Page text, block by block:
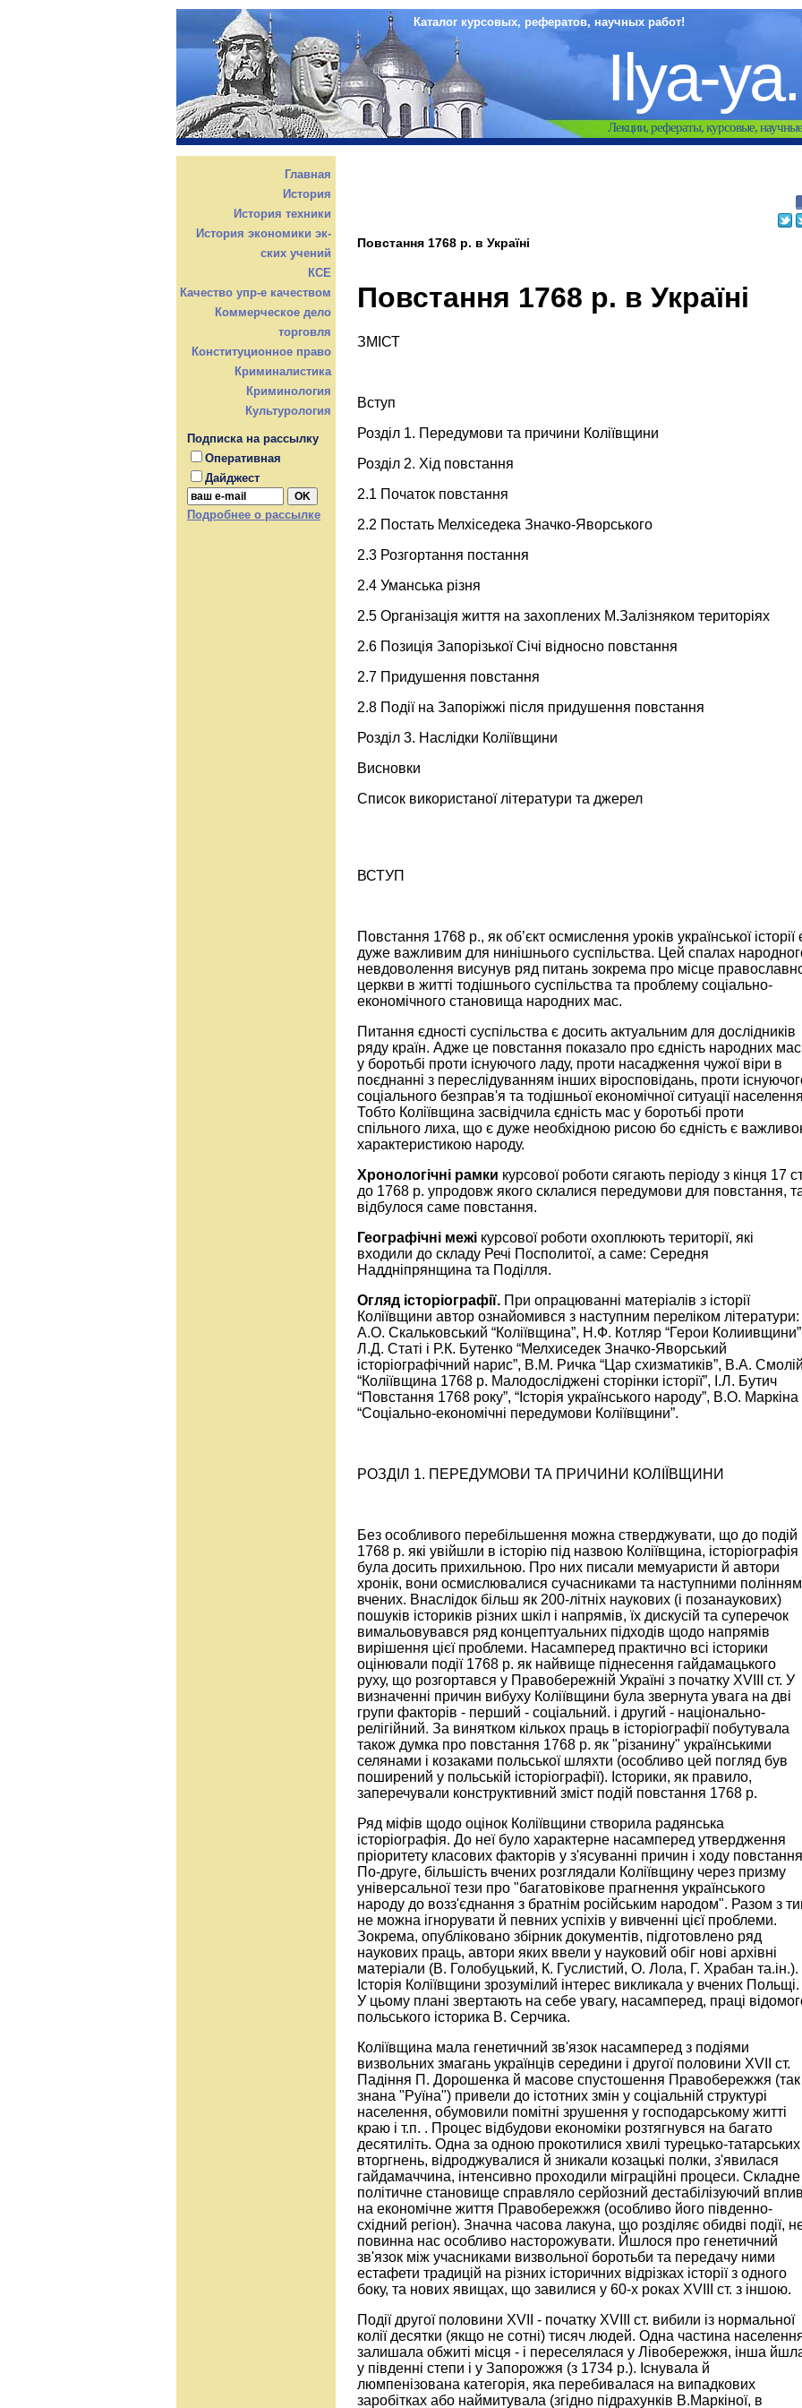
Каталог курсовых, рефератов, научных работ!
Ilya-
Лекции, рефераты, курсовые,
Главная
История
История техники
История экономики эк-
ских учений
КСЕ
Качество упр-е качеством
Коммерческое дело
торговля
Конституционное право
Криминалистика
Криминология
Культурология
Подписка на рассылку
Оперативная
Дайджест
Подробнее о рассылке
Повстання 1768 р. в Україні
Повстання 1768 р. в Україні
ЗМІСТ
Вступ
Розділ 1. Передумови та причини Коліївщини
Розділ 2. Хід повстання
2.1 Початок повстання
2.2 Постать Мелхіседека Значко-Яворського
2.3 Розгортання постання
2.4 Уманська різня
2.5 Організація життя на захоплених М.Залізняком територіях
2.6 Позиція Запорізької Січі відносно повстання
2.7 Придушення повстання
2.8 Події на Запоріжжі після придушення повстання
Розділ 3. Наслідки Коліївщини
Висновки
Список використаної літератури та джерел
ВСТУП
Повстання 1768 р., як об’єкт осмислення уроків української історії
дуже важливим для нинішнього суспільства. Цей спалах
невдоволення висунув ряд питань зокрема про місце
церкви в житті тодішнього суспільства та проблему соціально-
економічного становища народних мас.
Питання єдності суспільства є досить актуальним для дослідників
ряду країн. Адже це повстання показало про єдність народних мас
у боротьбі проти існуючого ладу, проти насадження чужої віри в
поєднанні з переслідуванням інших віросповідань, проти
соціального безправ'я та тодішньої економічної ситуації
Тобто Коліївщина засвідчила єдність мас у боротьбі проти
спільного лиха, що є дуже необхідною рисою бо єдність є
характеристикою народу.
Хронологічні рамки курсової роботи сягають періоду з кінця 17
до 1768 р. упродовж якого склалися передумови для повстання,
відбулося саме повстання.
Географічні межі курсової роботи охоплюють території, які
входили до складу Речі Посполитої, а саме: Середня
Наддніпрянщина та Поділля.
Огляд історіографії. При опрацюванні матеріалів з історії
Коліївщини автор ознайомився з наступним переліком літератури:
А.О. Скальковський “Коліївщина”, Н.Ф. Котляр “Герои
Л.Д. Статі і Р.К. Бутенко “Мелхиседек Значко-Яворський
історіографічний нарис”, В.М. Ричка “Цар схизматиків”, В.А. Смолій
“Коліївщина 1768 р. Малодосліджені сторінки історії”, І.Л. Бутич
“Повстання 1768 року”, “Історія українського народу”, В.О. Маркіна
“Соціально-економічні передумови Коліївщини”.
РОЗДІЛ 1. ПЕРЕДУМОВИ ТА ПРИЧИНИ КОЛІЇВЩИНИ
Без особливого перебільшення можна стверджувати, що до подій
1768 р. які увійшли в історію під назвою Коліївщина, історіографія
була досить прихильною. Про них писали мемуаристи й автори
хронік, вони осмислювалися сучасниками та наступними
вчених. Внаслідок більш як 200-літніх наукових (і позанаукових)
пошуків істориків різних шкіл і напрямів, їх дискусій та суперечок
вимальовувався ряд концептуальних підходів щодо напрямів
вирішення цієї проблеми. Насамперед практично всі історики
оцінювали події 1768 р. як найвище піднесення гайдамацького
руху, що розгортався у Правобережній Україні з початку XVIII ст. У
визначенні причин вибуху Коліївщини була звернута увага на дві
групи факторів - перший - соціальний. і другий - національно-
релігійний. За винятком кількох праць в історіографії побутувала
також думка про повстання 1768 р. як "різанину" українськими
селянами і козаками польської шляхти (особливо цей погляд був
поширений у польській історіографії). Історики, як правило,
заперечували конструктивний зміст подій повстання 1768 р.
Ряд міфів щодо оцінок Коліївщини створила радянська
історіографія. До неї було характерне насамперед утвердження
пріоритету класових факторів у з'ясуванні причин і ходу
По-друге, більшість вчених розглядали Коліївщину через призму
універсальної тези про "багатовікове прагнення українського
народу до возз'єднання з братнім російським народом". Разом з
не можна ігнорувати й певних успіхів у вивченні цієї проблеми.
Зокрема, опубліковано збірник документів, підготовлено ряд
наукових праць, автори яких ввели у науковий обіг нові архівні
матеріали (В. Голобуцький, К. Гуслистий, О. Лола, Г. Храбан та.ін.).
Історія Коліївщини зрозумілий інтерес викликала у вчених Польщі.
У цьому плані звертають на себе увагу, насамперед, праці
польського історика В. Серчика.
Коліївщина мала генетичний зв'язок насамперед з подіями
визвольних змагань українців середини і другої половини XVII ст.
Падіння П. Дорошенка й масове спустошення Правобережжя (так
знана "Руїна") привели до істотних змін у соціальній структурі
населення, обумовили помітні зрушення у господарському житті
краю і т.п. . Процес відбудови економіки розтягнувся на багато
десятиліть. Одна за одною прокотилися хвилі турецько-татарських
вторгнень, відроджувалися й зникали козацькі полки, з'явилася
гайдамаччина, інтенсивно проходили міграційні процеси. Складне
політичне становище справляло серйозний дестабілізуючий вплив
на економічне життя Правобережжя (особливо його південно-
східний регіон). Значна часова лакуна, що розділяє обидві події,
повинна нас особливо насторожувати. Йшлося про генетичний
зв'язок між учасниками визвольної боротьби та передачу ними
естафети традицій на різних історичних відрізках історії з одного
боку, та нових явищах, що завилися у 60-х роках XVIII ст. з іншою.
Події другої половини ХVII - початку XVIII ст. вибили із нормальної
колії десятки (якщо не сотні) тисяч людей. Одна частина
залишала обжиті місця - і переселялася у Лівобережжя, інша
у південні степи і у Запорожжя (з 1734 р.). Існувала й
люмпенізована категорія, яка перебивалася на випадкових
заробітках або наймитувала (згідно підрахунків В.Маркіної, в